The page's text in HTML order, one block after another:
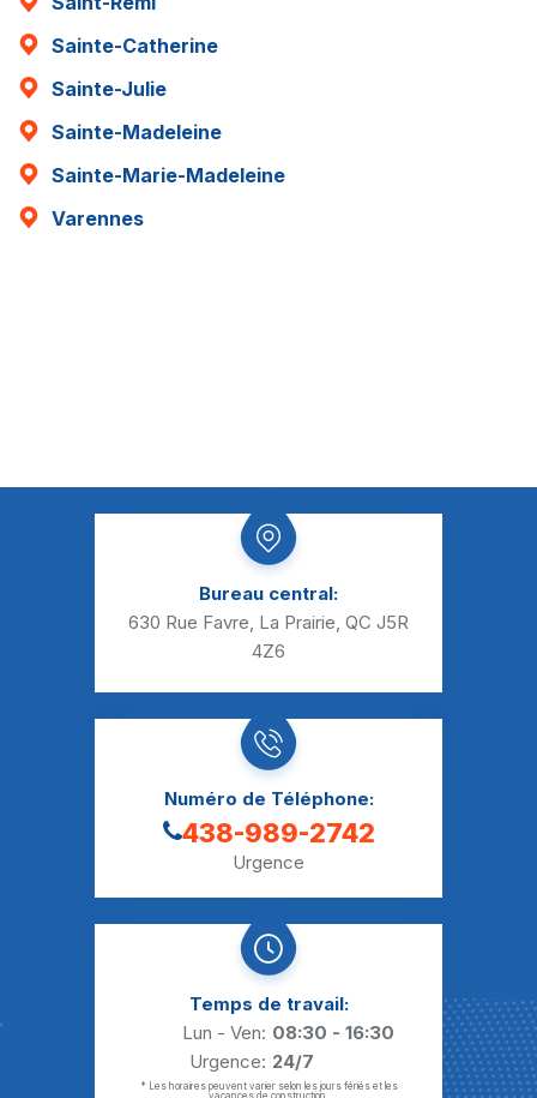
Sainte-Catherine
Sainte-Julie
Sainte-Madeleine
Sainte-Marie-Madeleine
Varennes
Bureau central:
630 Rue Favre, La Prairie, QC J5R
4Z6
Numéro de Téléphone:
438-989-2742
Urgence
Temps de travail:
Lun - Ven: 08:30 - 16:30
Urgence: 24/7
* Les horaires peuvent varier selon les jours fériés et les
vacances de construction.